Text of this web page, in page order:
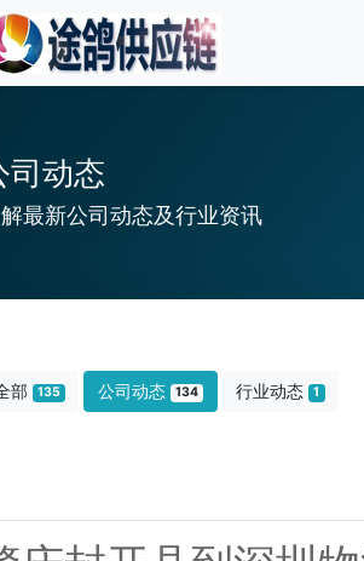
司动态
最新公司动态及行业资讯
部 135 公司动态 134 行业动态 1